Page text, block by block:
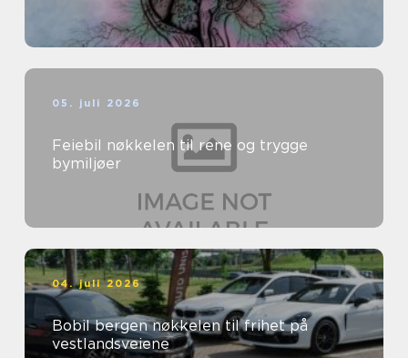
05. juli 2026
Feiebil nøkkelen til rene og trygge
bymiljøer
04. juli 2026
Bobil bergen nøkkelen til frihet på
vestlandsveiene